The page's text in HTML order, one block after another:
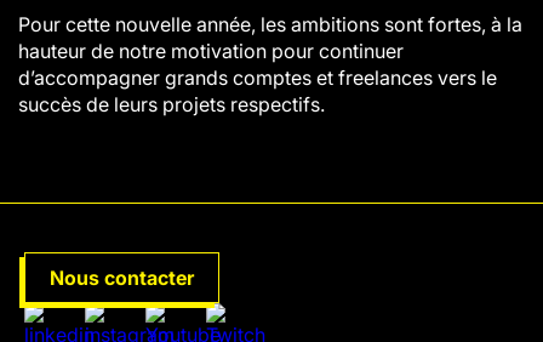
Pour cette nouvelle année, les ambitions sont fortes, à la
hauteur de notre motivation pour continuer
d’accompagner grands comptes et freelances vers le
succès de leurs projets respectifs.
Nous contacter